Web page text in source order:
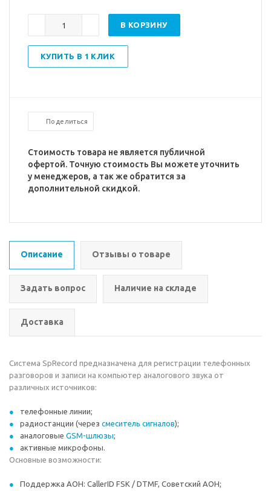
В КОРЗИНУ
КУПИТЬ В 1 КЛИК
Поделиться
Стоимость товара не является публичной
офертой. Точную стоимость Вы можете уточнить
у менеджеров, а так же обратится за
дополнительной скидкой.
Описание Отзывы о товаре
Задать вопрос Наличие на складе
Доставка
Система SpRecord предназначена для регистрации телефонных
разговоров и записи на компьютер аналогового звука от
различных источников:
телефонные линии;
радиостанции (через смеситель сигналов);
аналоговые GSM-шлюзы;
активные микрофоны.
Основные возможности:
Поддержка АОН: СallerID FSK / DTMF, Советский АОН;